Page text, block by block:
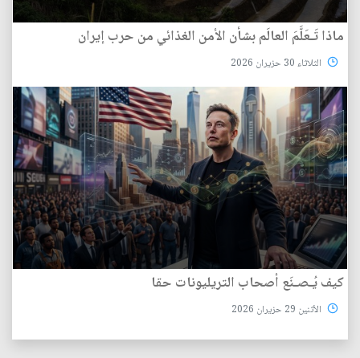
ماذا تَـعَلَّمَ العالَم بشأن الأمن الغذائي من حرب إيران
الثلاثاء 30 حزيران 2026
كيف يُـصـنَع أصحاب التريليونات حقا
الأثنين 29 حزيران 2026